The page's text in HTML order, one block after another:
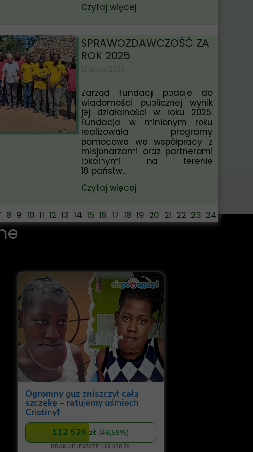
Czytaj więcej
SPRAWOZDAWCZOŚĆ ZA
ROK 2025
Zarząd fundacji podaje do
wiadomości publicznej wynik
jej działalności w roku 2025.
Fundacja w minionym roku
realizowała programy
pomocowe we współpracy z
misjonarzami oraz partnerami
lokalnymi na terenie
16 państw...
Czytaj więcej
8 9 10 11 12 13 14 15 16 17 18 19 20 21 22 23 24 25 26